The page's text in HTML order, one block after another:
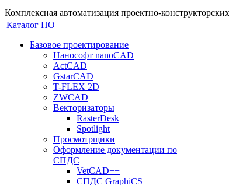
Комплексная автоматизация проектно-
Каталог ПО
Базовое проектирование
Нанософт nanoCAD
ActCAD
GstarCAD
T-FLEX 2D
ZWCAD
Векторизаторы
RasterDesk
Spotlight
Просмотрщики
Оформление документации по
СПДС
VetCAD++
СПДС GraphiCS